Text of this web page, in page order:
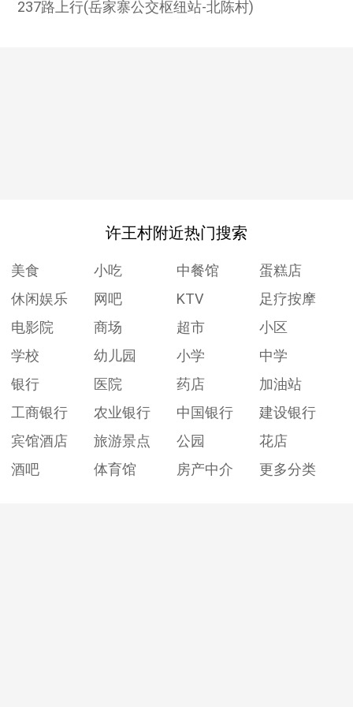
237路上行(岳家寨公交枢纽站-北陈村)
许王村附近热门搜索
美食 小吃 中餐馆
蛋糕店
休闲娱乐
网吧 KTV
足疗按摩
电影院
商场 超市
小区
学校
幼儿园 小学
中学
银行
医院 药店
加油站
工商银行
农业银行 中国银行
建设银行
宾馆酒店
旅游景点 公园
花店
酒吧
体育馆 房产中介 更多分类